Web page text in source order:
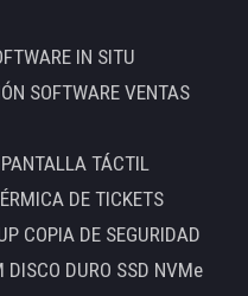
IN SITU
SOFTWARE VENTAS
TÁCTIL
DE TICKETS
COPIA DE SEGURIDAD
DURO SSD NVMe